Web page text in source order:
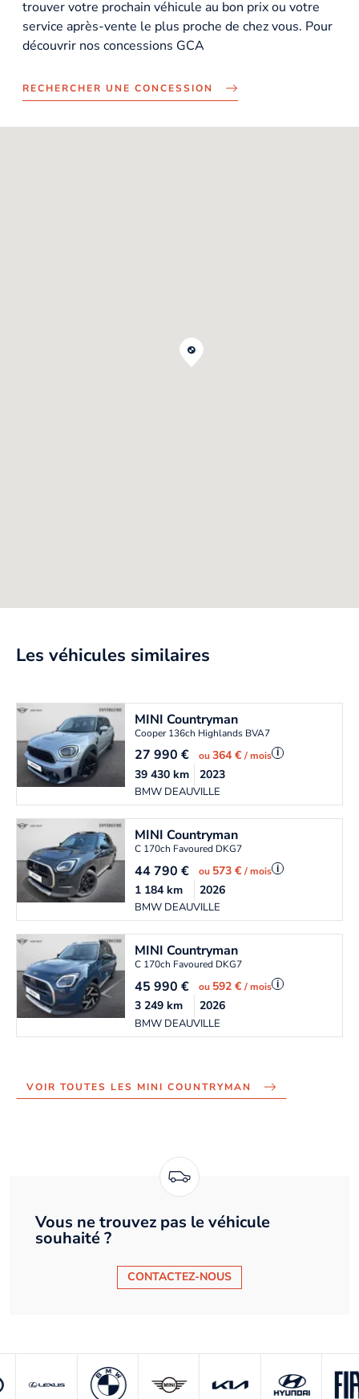
trouver votre prochain véhicule au bon prix ou votre
service après-vente le plus proche de chez vous. Pour
découvrir nos concessions GCA
RECHERCHER UNE CONCESSION
Les véhicules similaires
MINICountryman
Cooper 136ch Highlands BVA7
27 990€ ou364 €/ mois i
BMW DEAUVILLE
39 430km 2023
MINICountryman
C 170ch Favoured DKG7
44 790€ ou 573 €/ mois i
BMW DEAUVILLE
1 184km 2026
MINICountryman
C 170ch Favoured DKG7
45 990€ ou 592 €/ mois i
BMW DEAUVILLE
3 249km 2026
VOIR TOUTES LES MINI COUNTRYMAN
Vous ne trouvez pas le véhicule
souhaité ?
CONTACTEZ-NOUS